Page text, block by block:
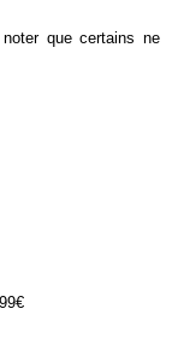
que certains ne